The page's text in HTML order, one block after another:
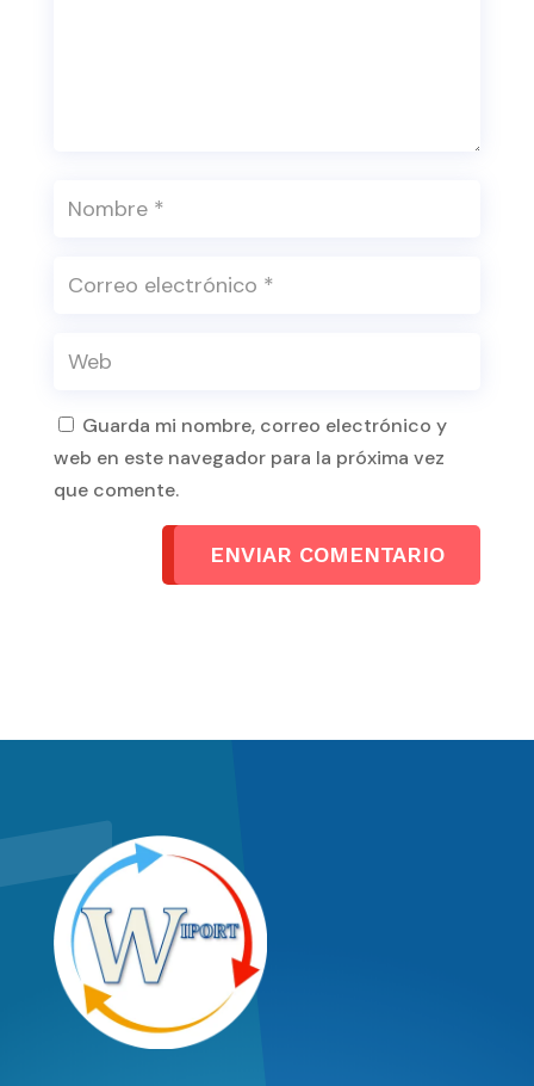
Guarda mi nombre, correo electrónico y
web en este navegador para la próxima vez
que comente.
ENVIAR COMENTARIO